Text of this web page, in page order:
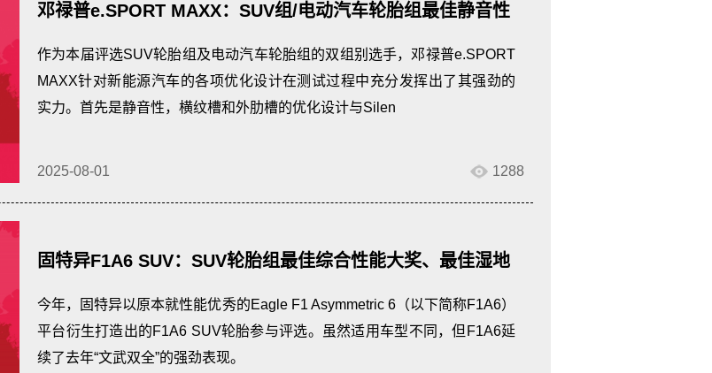
邓禄普e.SPORT MAXX：SUV组/电动汽车轮胎组最佳静音性
能大奖、嘉宾综合性能大奖、最佳综合性能大奖
作为本届评选SUV轮胎组及电动汽车轮胎组的双组别选手，邓禄普e.SPORT
MAXX针对新能源汽车的各项优化设计在测试过程中充分发挥出了其强劲的
实力。首先是静音性，横纹槽和外肋槽的优化设计与Silen
2025-08-01 1288
固特异F1A6 SUV：SUV轮胎组最佳综合性能大奖、最佳湿地
操控大奖、最佳节能性能大奖
今年，固特异以原本就性能优秀的Eagle F1 Asymmetric 6（以下简称F1A6）
平台衍生打造出的F1A6 SUV轮胎参与评选。虽然适用车型不同，但F1A6延
续了去年“文武双全”的强劲表现。